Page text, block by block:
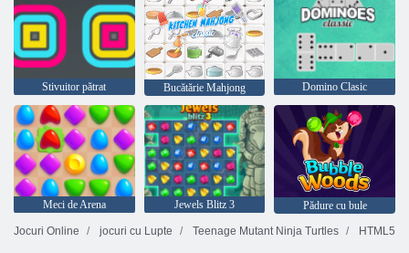
Stivuitor pătrat Bucătărie Mahjong Domino Clasic
Meci de Arena Jewels Blitz 3
Pădure cu bule
Jocuri Online
jocuri cu Lupte Teenage Mutant Ninja Turtles HTML5